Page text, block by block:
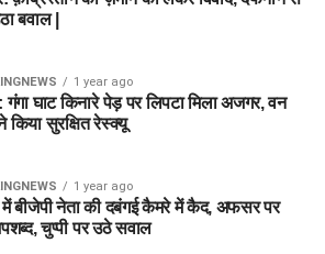
बवाल |
1 year ago
गंगा घाट किनारे पेड़ पर लिपटा मिला अजगर, वन
किया सुरक्षित रेस्क्यू
1 year ago
में बीजेपी नेता की दबंगई कैमरे में कैद, अफसर पर
चुप्पी पर उठे सवाल